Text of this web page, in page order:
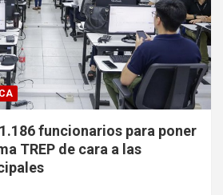
funcionarios para poner
TREP de cara a las